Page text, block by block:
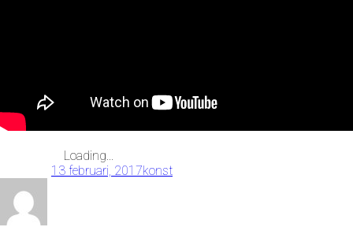
Loading...
13 februari, 2017konst